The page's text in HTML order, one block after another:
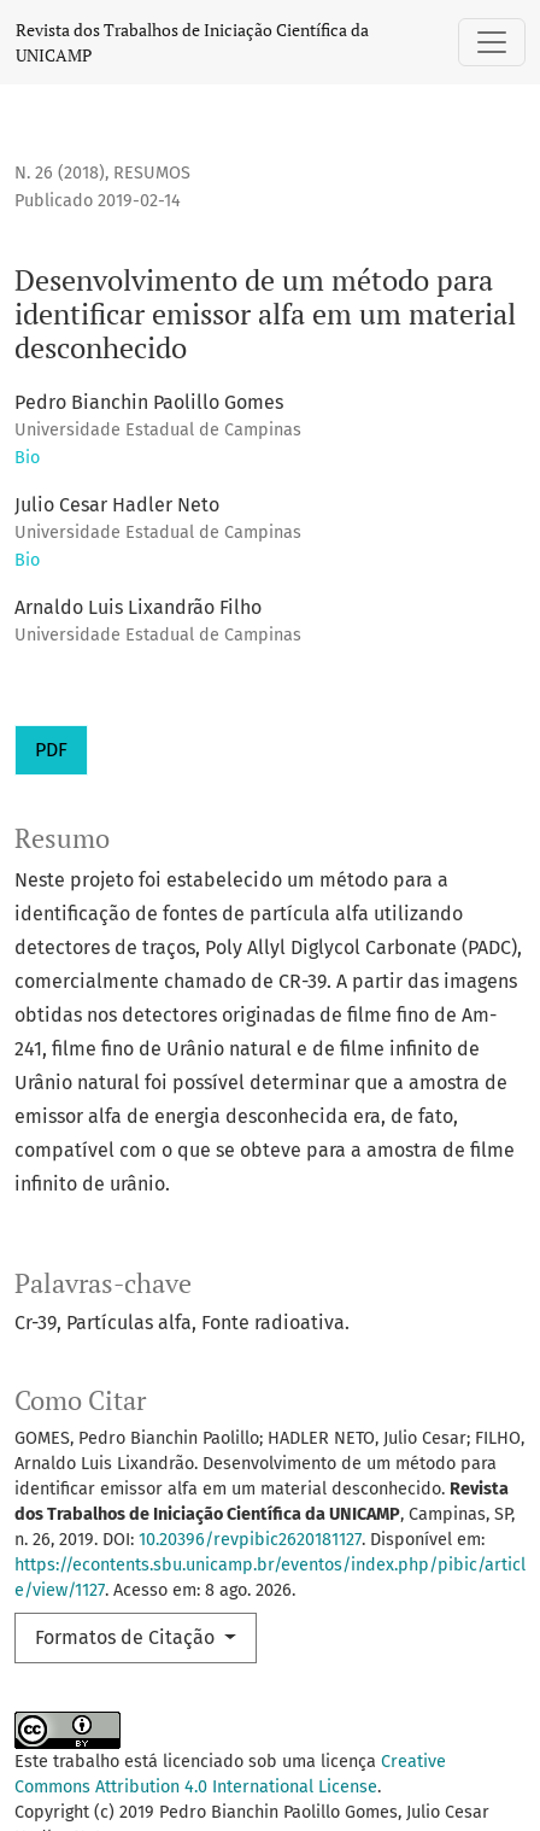
Desenvolvimento de um método para identificar emissor
Revista dos Trabalhos de Iniciação Científica da
UNICAMP
N. 26 (2018), RESUMOS
Desenvolvimento de um método para
identificar emissor alfa em um material
desconhecido
Publicado 2019-02-14
Pedro Bianchin Paolillo Gomes
Universidade Estadual de Campinas
Bio
Julio Cesar Hadler Neto
Universidade Estadual de Campinas
Bio
Arnaldo Luis Lixandrão Filho
Universidade Estadual de Campinas
PDF
Palavras-chave
Cr-39 Partículas alfa Fonte radioativa.
Como Citar
GOMES, Pedro Bianchin Paolillo; HADLER NETO, Julio Cesar; FILHO,
Arnaldo Luis Lixandrão. Desenvolvimento de um método para
identificar emissor alfa em um material desconhecido. Revista
dos Trabalhos de Iniciação Científica da UNICAMP, Campinas, SP,
n. 26, 2019. DOI: 10.20396/revpibic2620181127. Disponível em:
https://econtents.sbu.unicamp.br/eventos/index.php/pibic/articl
e/view/1127. Acesso em: 8 ago. 2026.
Formatos de Citação
Resumo
Neste projeto foi estabelecido um método para a
identificação de fontes de partícula alfa utilizando
detectores de traços, Poly Allyl Diglycol Carbonate (PADC),
comercialmente chamado de CR-39. A partir das imagens
obtidas nos detectores originadas de filme fino de Am-
241, filme fino de Urânio natural e de filme infinito de
Urânio natural foi possível determinar que a amostra de
emissor alfa de energia desconhecida era, de fato,
compatível com o que se obteve para a amostra de filme
infinito de urânio.
Este trabalho está licenciado sob uma licença Creative
Commons Attribution 4.0 International License.
Copyright (c) 2019 Pedro Bianchin Paolillo Gomes, Julio Cesar